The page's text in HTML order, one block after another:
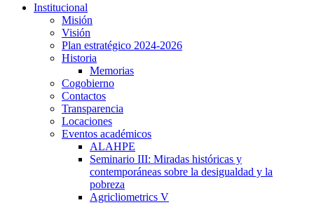
Institucional
Misión
Visión
Plan estratégico 2024-2026
Historia
Memorias
Cogobierno
Contactos
Transparencia
Locaciones
Eventos académicos
ALAHPE
Seminario III: Miradas históricas y
contemporáneas sobre la desigualdad y la
pobreza
Agricliometrics V